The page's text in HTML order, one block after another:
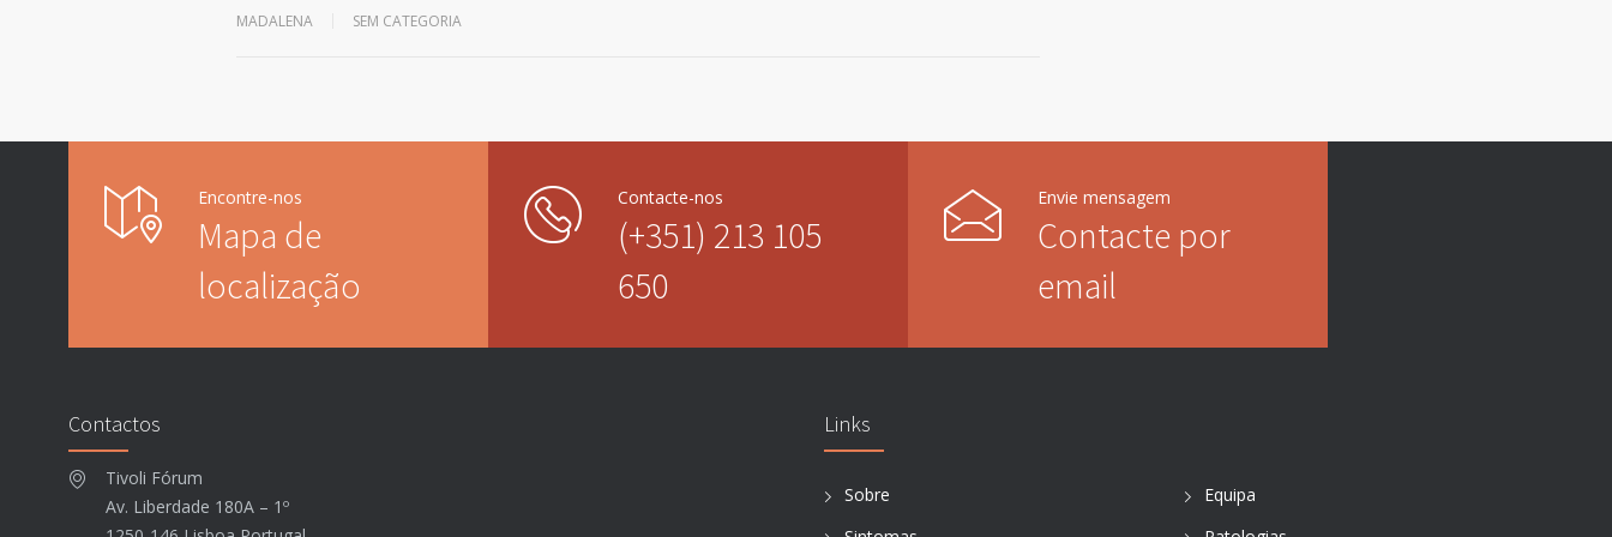
MADALENA SEM CATEGORIA
Encontre-nos
Mapa de
localização
Contacte-nos
(+351) 213 105
650
Envie mensagem
Contacte por
email
Contactos
Tivoli Fórum
Av. Liberdade 180A – 1º
Links
Sobre
Equipa